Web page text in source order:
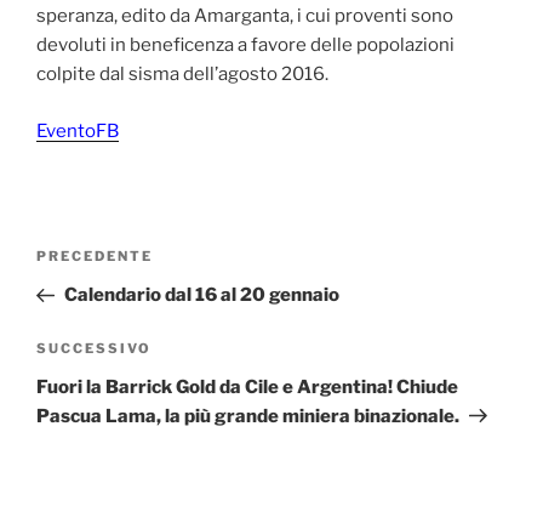
speranza, edito da Amarganta, i cui proventi sono
devoluti in beneficenza a favore delle popolazioni
colpite dal sisma dell’agosto 2016.
EventoFB
Navigazione
Articolo
precedente:
PRECEDENTE
Calendario dal 16 al 20 gennaio
Articolo
successivo
SUCCESSIVO
Fuori la Barrick Gold da Cile e Argentina! Chiude
Pascua Lama, la più grande miniera binazionale.